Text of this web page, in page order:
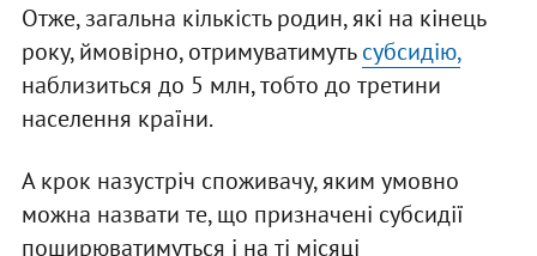
Отже, загальна кількість родин, які на кінець
року, ймовірно, отримуватимутьсубсидію,
наблизиться до 5 млн, тобто до третини
населення країни.
А крок назустріч споживачу, яким умовно
можна назвати те, що призначені субсидії
поширюватимуться і на ті місяці